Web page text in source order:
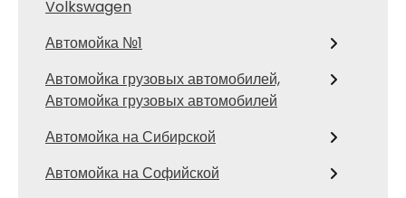
Volkswagen
Автомойка №1
Автомойка грузовых автомобилей,
Автомойка грузовых автомобилей
Автомойка на Сибирской
Автомойка на Софийской